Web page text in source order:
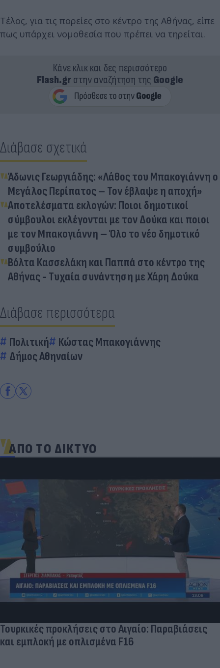
Τέλος, για τις πορείες στο κέντρο της Αθήνας, είπε
πως υπάρχει νομοθεσία που πρέπει να τηρείται.
Κάνε κλικ και δες περισσότερο
Flash.grστην αναζήτηση της Google
Διάβασε σχετικά
Άδωνις Γεωργιάδης: «Λάθος του Μπακογιάννη ο
Μεγάλος Περίπατος – Τον έβλαψε η αποχή»
Αποτελέσματα εκλογών: Ποιοι δημοτικοί
σύμβουλοι εκλέγονται με τον Δούκα και ποιοι
με τον Μπακογιάννη – Όλο το νέο δημοτικό
συμβούλιο
Βόλτα Κασσελάκη και Παππά στο κέντρο της
Αθήνας - Τυχαία συνάντηση με Χάρη Δούκα
Διάβασε περισσότερα
Πολιτική
Κώστας Μπακογιάννης
Δήμος Αθηναίων
ΑΠΟ ΤΟ ΔΙΚΤΥΟ
Ποδοσφαιριστές που σίγουρα πίστευες ότι έχουν
σταματήσει κι όμως παίζουν ακόμα μπάλα